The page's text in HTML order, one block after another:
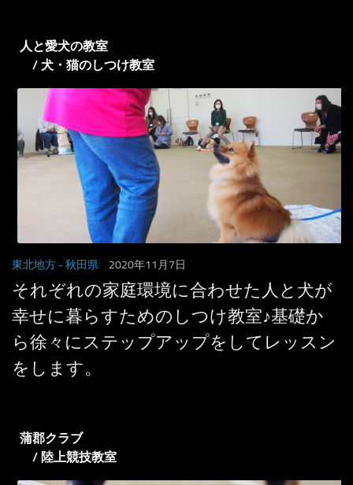
人と愛犬の教室
/ 犬・猫のしつけ教室
東北地方 - 秋田県 2020年11月7日
それぞれの家庭環境に合わせた人と犬が
幸せに暮らすためのしつけ教室♪基礎か
ら徐々にステップアップをしてレッスン
をします。
蒲郡クラブ
/ 陸上競技教室